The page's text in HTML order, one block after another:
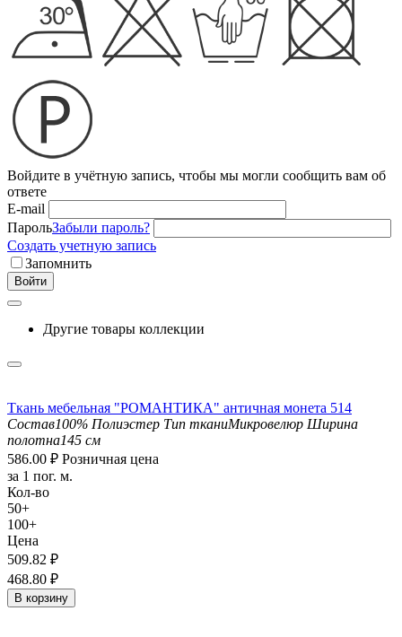
Войдите в учётную запись, чтобы мы могли сообщить вам об
ответе
E-mail
ПарольЗабыли пароль?
Создать учетную запись
Запомнить
Войти
Другие товары коллекции
Ткань мебельная "РОМАНТИКА" античная монета 514
Состав100% Полиэстер Тип тканиМикровелюр Ширина
полотна145 см
586.00 ₽ Розничная цена
за 1 пог. м.
Кол-во
50+
100+
Цена
509.82 ₽
468.80 ₽
В корзину